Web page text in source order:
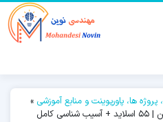
ها، پاورپوینت و منابع آموزشی »